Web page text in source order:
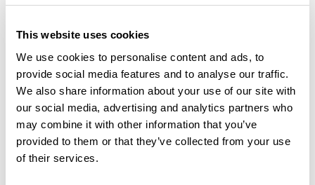
This website uses cookies
We use cookies to personalise content and ads, to
provide social media features and to analyse our traffic.
We also share information about your use of our site with
our social media, advertising and analytics partners who
may combine it with other information that you’ve
provided to them or that they’ve collected from your use
of their services.
Soyez le premier à ajouter un avis !
Ajouter un avis
Résumé